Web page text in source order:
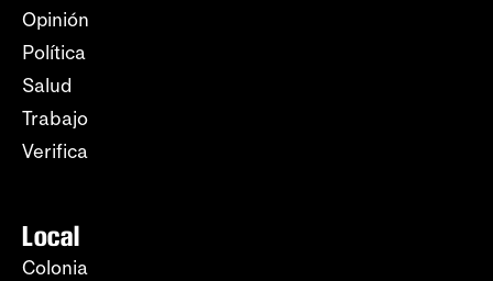
Opinión
Política
Salud
Trabajo
Verifica
Local
Colonia